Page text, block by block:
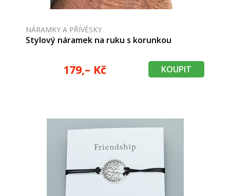
NÁRAMKY A PŘÍVĚSKY
Stylový náramek na ruku s korunkou
179,– Kč KOUPIT